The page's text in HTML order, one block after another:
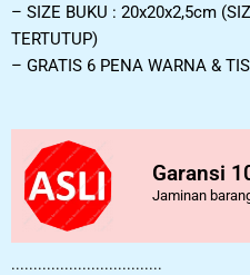
– SIZE BUKU : 20x20x2,5cm
TERTUTUP)
– GRATIS 6 PENA WARNA &
Garansi
Jaminan
..................................